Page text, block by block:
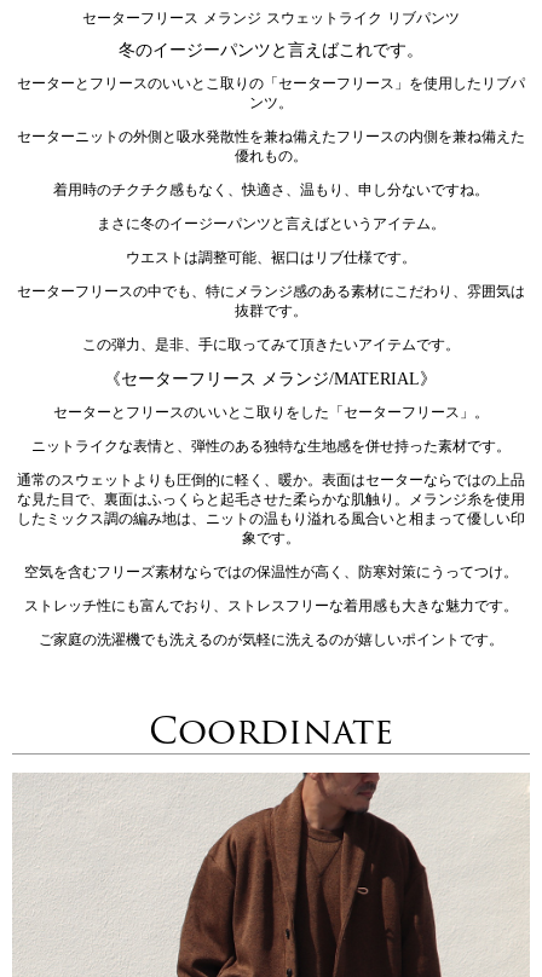
セーターフリース メランジ スウェットライク リブパンツ
冬のイージーパンツと言えばこれです。
セーターとフリースのいいとこ取りの「セーターフリース」を使用したリブパ
ンツ。
セーターニットの外側と吸水発散性を兼ね備えたフリースの内側を兼ね備えた
優れもの。
着用時のチクチク感もなく、快適さ、温もり、申し分ないですね。
まさに冬のイージーパンツと言えばというアイテム。
ウエストは調整可能、裾口はリブ仕様です。
セーターフリースの中でも、特にメランジ感のある素材にこだわり、雰囲気は
抜群です。
この弾力、是非、手に取ってみて頂きたいアイテムです。
《セーターフリース メランジ/MATERIAL》
セーターとフリースのいいとこ取りをした「セーターフリース」。
ニットライクな表情と、弾性のある独特な生地感を併せ持った素材です。
通常のスウェットよりも圧倒的に軽く、暖か。表面はセーターならではの上品
な見た目で、裏面はふっくらと起毛させた柔らかな肌触り。メランジ糸を使用
したミックス調の編み地は、ニットの温もり溢れる風合いと相まって優しい印
象です。
空気を含むフリーズ素材ならではの保温性が高く、防寒対策にうってつけ。
ストレッチ性にも富んでおり、ストレスフリーな着用感も大きな魅力です。
ご家庭の洗濯機でも洗えるのが気軽に洗えるのが嬉しいポイントです。
Coordinate